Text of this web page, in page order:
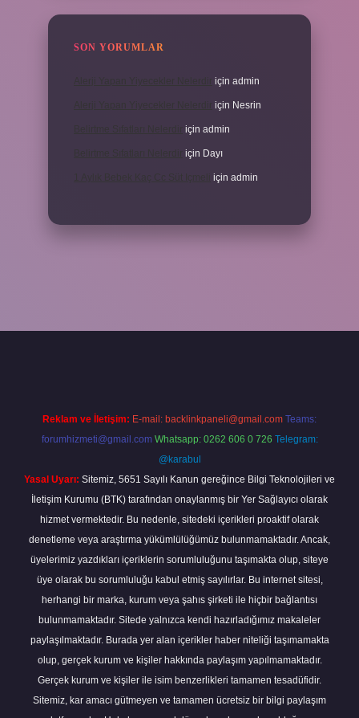
SON YORUMLAR
için admin
için Nesrin
için admin
için Dayı
için admin
Reklam ve İletişim: E-mail: backlinkpaneli@gmail.com Teams:
forumhizmeti@gmail.com Whatsapp: 0262 606 0 726 Telegram:
@karabul
Yasal Uyarı: Sitemiz, 5651 Sayılı Kanun gereğince Bilgi Teknolojileri ve
İletişim Kurumu (BTK) tarafından onaylanmış bir Yer Sağlayıcı olarak
hizmet vermektedir. Bu nedenle, sitedeki içerikleri proaktif olarak
denetleme veya araştırma yükümlülüğümüz bulunmamaktadır. Ancak,
üyelerimiz yazdıkları içeriklerin sorumluluğunu taşımakta olup, siteye
üye olarak bu sorumluluğu kabul etmiş sayılırlar. Bu internet sitesi,
herhangi bir marka, kurum veya şahıs şirketi ile hiçbir bağlantısı
bulunmamaktadır. Sitede yalnızca kendi hazırladığımız makaleler
paylaşılmaktadır. Burada yer alan içerikler haber niteliği taşımamakta
olup, gerçek kurum ve kişiler hakkında paylaşım yapılmamaktadır.
Gerçek kurum ve kişiler ile isim benzerlikleri tamamen tesadüfidir.
Sitemiz, kar amacı gütmeyen ve tamamen ücretsiz bir bilgi paylaşım